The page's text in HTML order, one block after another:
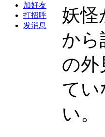
加好友
打招呼
发消息
妖怪
から
の外
てい
い。